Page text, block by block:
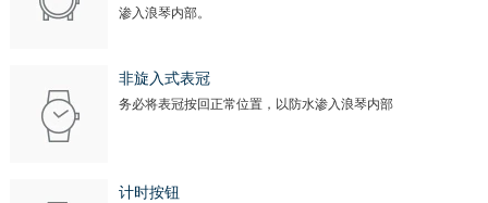
渗入浪琴内部。
非旋入式表冠
务必将表冠按回正常位置，以防水渗入浪琴内部
计时按钮